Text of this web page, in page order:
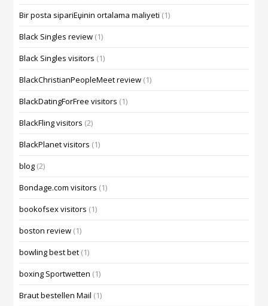
Bir posta sipariЕџinin ortalama maliyeti (1)
Black Singles review (1)
Black Singles visitors (1)
BlackChristianPeopleMeet review (1)
BlackDatingForFree visitors (1)
BlackFling visitors (2)
BlackPlanet visitors (1)
blog (2)
Bondage.com visitors (1)
bookofsex visitors (1)
boston review (1)
bowling best bet (1)
boxing Sportwetten (1)
Braut bestellen Mail (1)